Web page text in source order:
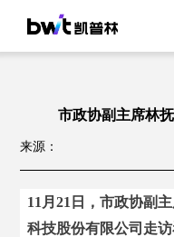
市政协副主席林
来源：
11月21日，市政协副
科技股份有限公司走